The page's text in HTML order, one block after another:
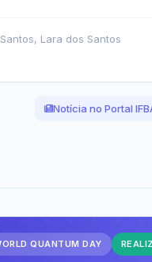
Lara dos Santos
Notícia no Portal
QUANTUM DAY